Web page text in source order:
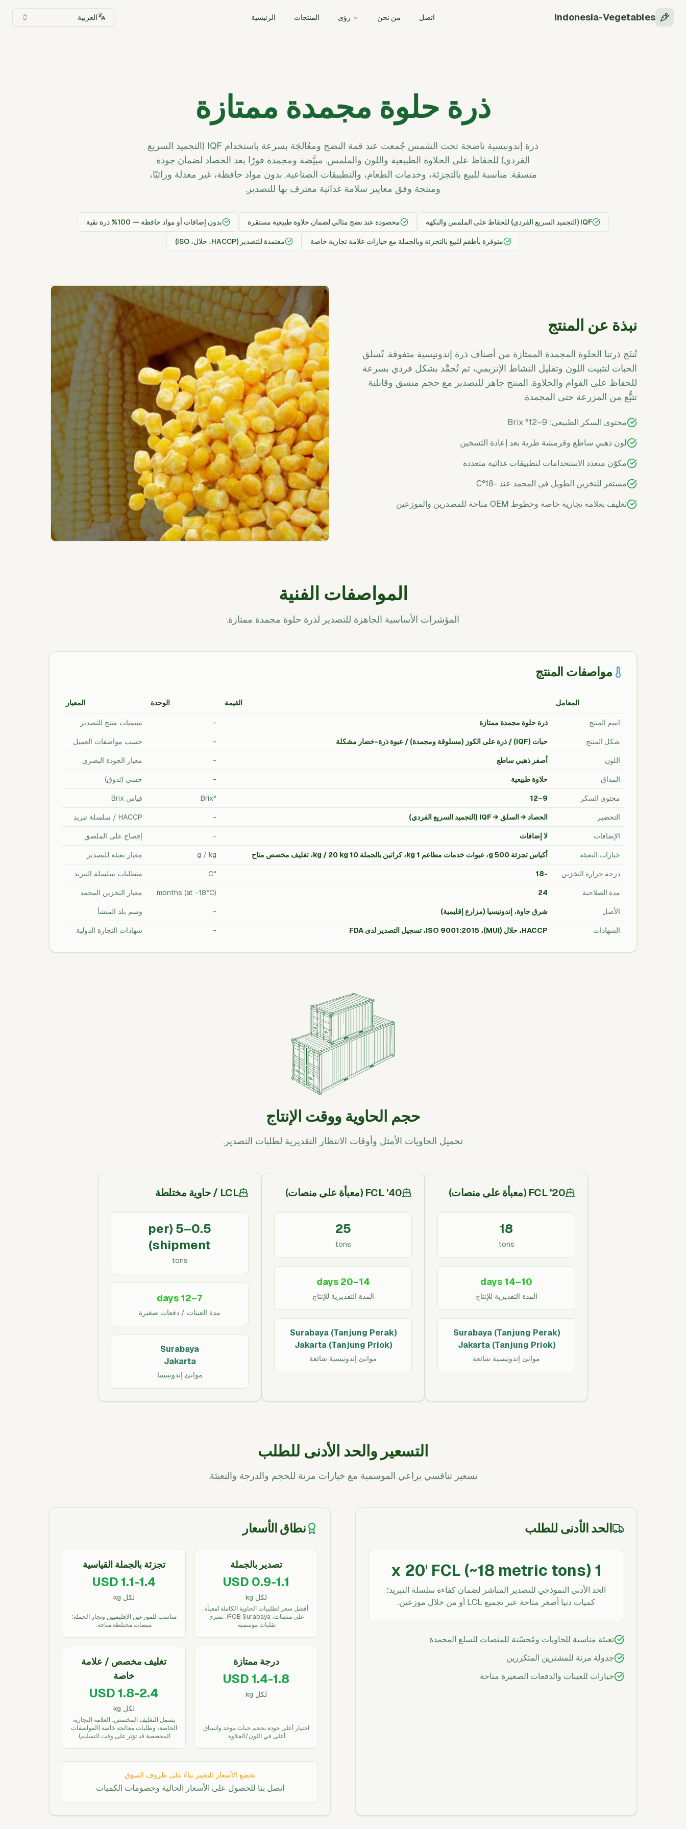
Indonesia-Vegetables الرئيسية المنتجات رؤى من نحن اتصل العربية
ذرة حلوة مجمدة ممتازة
ذرة إندونيسية ناضجة تحت الشمس جُمعت عند قمة النضج ومعُالجَة بسرعة باستخدام IQF (التجميد السريع
الفردي) للحفاظ على الحلاوة الطبيعية واللون والملمس. مبيَّضة ومجمدة فورًا بعد الحصاد لضمان جودة
متسقة. مناسبة للبيع بالتجزئة، وخدمات الطعام، والتطبيقات الصناعية. بدون مواد حافظة، غير معدلة وراثيًا،
ومنتجة وفق معايير سلامة غذائية معترف بها للتصدير.
IQF (التجميد السريع الفردي) للحفاظ على الملمس والنكهة محصودة عند نضج مثالي لضمان حلاوة طبيعية مستقرة بدون إضافات أو مواد حافظة — 100% ذرة نقية
متوفرة بأطقم للبيع بالتجزئة وبالجملة مع خيارات علامة تجارية خاصة معتمدة للتصدير (HACCP، حلال، ISO)
نبذة عن المنتج
تُنتَج ذرتنا الحلوة المجمدة الممتازة من أصناف ذرة إندونيسية متفوقة. تُسلق
الحبات لتثبيت اللون وتقليل النشاط الإنزيمي، ثم تُجمَّد بشكل فردي بسرعة
للحفاظ على القوام والحلاوة. المنتج جاهز للتصدير مع حجم متسق وقابلية
تتبُّع من المزرعة حتى المجمدة.
محتوى السكر الطبيعي: 9–12° Brix
لون ذهبي ساطع وقرمشة طرية بعد إعادة التسخين
مكوّن متعدد الاستخدامات لتطبيقات غذائية متعددة
مستقر للتخزين الطويل في المجمد عند -18°C
تغليف بعلامة تجارية خاصة وخطوط OEM متاحة للمصدرين والموزعين
المواصفات الفنية
المؤشرات الأساسية الجاهزة للتصدير لذرة حلوة مجمدة ممتازة.
مواصفات المنتج
المعامل القيمة الوحدة المعيار
اسم المنتج ذرة حلوة مجمدة ممتازة - تسميات منتج للتصدير
شكل المنتج حبات (IQF) / ذرة على الكوز (مسلوقة ومجمدة) / عبوة ذرة-خضار مشكلة - حسب مواصفات العميل
اللون أصفر ذهبي ساطع - معيار الجودة البصري
المذاق حلاوة طبيعية - حسي (تذوق)
محتوى السكر 9–12
°Brix قياس Brix
التحضير الحصاد → السلق → IQF (التجميد السريع الفردي) - HACCP / سلسلة تبريد
الإضافات لا إضافات - إفصاح على الملصق
خيارات التعبئة أكياس تجزئة 500 g، عبوات خدمات مطاعم 1 kg، كراتين بالجملة 10 kg / 20 kg، تغليف مخصص متاح g / kg معيار تعبئة للتصدير
درجة حرارة التخزين -18
°C متطلبات سلسلة التبريد
مدة الصلاحية 24
months (at -18°C) معيار التخزين المجمد
الأصل شرق جاوة، إندونيسيا (مزارع إقليمية) - وسم بلد المنشأ
الشهادات HACCP، حلال (MUI)، ISO 9001:2015، تسجيل التصدير لدى FDA - شهادات التجارة الدولية
حجم الحاوية ووقت الإنتاج
تحميل الحاويات الأمثل وأوقات الانتظار التقديرية لطلبات التصدير.
20' FCL (معبأة على منصات)
18
tons
10–14 days
المدة التقديرية للإنتاج
Surabaya (Tanjung Perak)
Jakarta (Tanjung Priok)
موانئ إندونيسية شائعة
40' FCL (معبأة على منصات)
25
tons
14–20 days
المدة التقديرية للإنتاج
Surabaya (Tanjung Perak)
Jakarta (Tanjung Priok)
موانئ إندونيسية شائعة
LCL / حاوية مختلطة
0.5–5 (per
shipment)
tons
7–12 days
مدة العينات / دفعات صغيرة
Surabaya
Jakarta
موانئ إندونيسيا
التسعير والحد الأدنى للطلب
تسعير تنافسي يراعي الموسمية مع خيارات مرنة للحجم والدرجة والتعبئة.
الحد الأدنى للطلب
1 x 20' FCL (~18 metric tons)
الحد الأدنى النموذجي للتصدير المباشر لضمان كفاءة سلسلة التبريد؛
كميات دنيا أصغر متاحة عبر تجميع LCL أو من خلال موزعين.
تعبئة مناسبة للحاويات ومُحسّنة للمنصات للسلع المجمدة
جدولة مرنة للمشترين المتكررين
خيارات للعينات والدفعات الصغيرة متاحة
نطاق الأسعار
تصدير بالجملة
USD 0.9-1.1
لكل kg
أفضل سعر لطلبيات الحاوية الكاملة (معبأة
على منصات، FOB Surabaya). تسري
تقلبات موسمية.
تجزئة بالجملة القياسية
USD 1.1-1.4
لكل kg
مناسب للموزعين الإقليميين وتجار الجملة؛
منصات مختلطة متاحة.
درجة ممتازة
USD 1.4-1.8
لكل kg
اختيار أعلى جودة بحجم حبات موحد واتساق
أعلى في اللون/الحلاوة.
تغليف مخصص / علامة
خاصة
USD 1.8-2.4
لكل kg
يشمل التغليف المخصص، العلامة التجارية
الخاصة، وطلبات معالجة خاصة (المواصفات
المخصصة قد تؤثر على وقت التسليم).
تخضع الأسعار للتغيير بناءً على ظروف السوق
اتصل بنا للحصول على الأسعار الحالية وخصومات الكميات